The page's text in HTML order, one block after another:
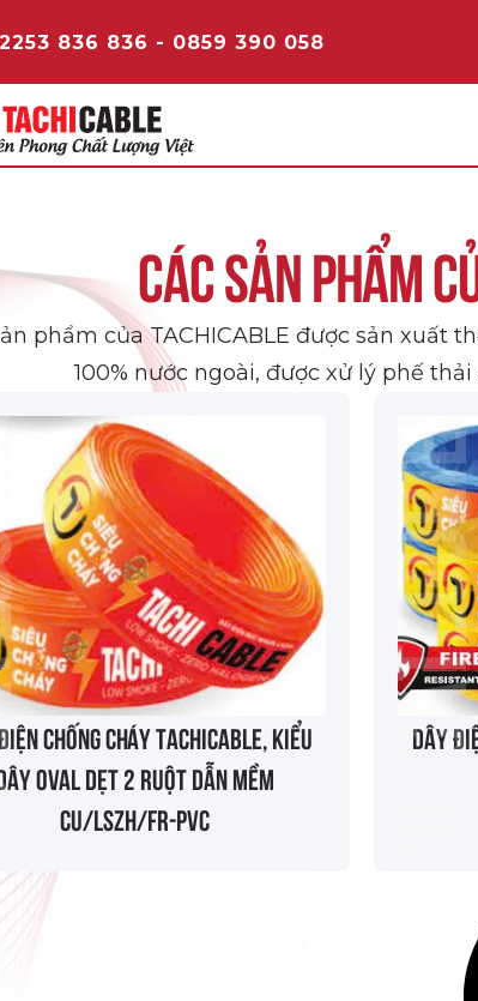
836 836 - 0859 390 058
Các sản phẩm
phẩm của TACHICABLE được sản
100% nước ngoài, được xử lý phế
chống cháy TACHICABLE, kiểu
oval dẹt 2 ruột dẫn mềm
Cu/LSZH/FR-PVC
NoDây